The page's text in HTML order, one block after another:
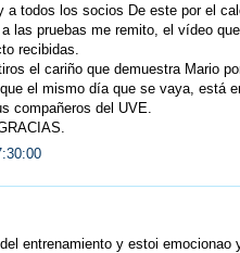
a todos los socios De este por el
las pruebas me remito, el vídeo
recibidas.
el cariño que demuestra Mario
el mismo día que se vaya, está
compañeros del UVE.
entrenamiento y estoi emocionao